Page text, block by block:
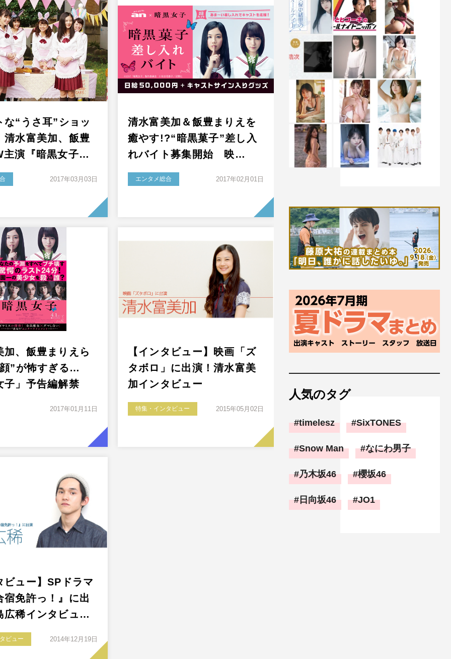
な“うさ耳”ショッ
清水富美加、飯豊
主演『暗黒女子…
2017年03月03日
清水富美加＆飯豊まりえを
癒やす!?“暗黒菓子”差し入
れバイト募集開始 映…
エンタメ総合 2017年02月01日
加、飯豊まりえら
”が怖すぎる…
子」予告編解禁
2017年01月11日
【インタビュー】映画「ズ
タボロ」に出演！清水富美
加インタビュー
特集・インタビュー 2015年05月02日
ビュー】SPドラマ
宿免許っ！』に出
広稀インタビュ…
ビュー 2014年12月19日
人気のタグ
timelesz SixTONES
Snow Man なにわ男子
乃木坂46 櫻坂46
日向坂46 JO1